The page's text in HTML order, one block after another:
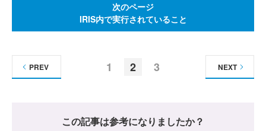
次のページ
IRIS内で実行されていること
1 2 3
PREV NEXT
この記事は参考になりましたか？